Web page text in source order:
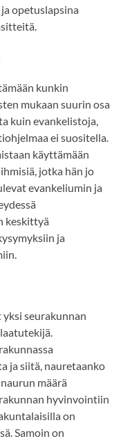
opetuslapsina
kunkin
mukaan suurin osa
kuin evankelistoja,
ei suositella.
käyttämään
jotka hän jo
evankeliumin ja
keskittyä
ja
seurakunnan
ja siitä, nauretaanko
määrä
hyvinvointiin
on
Samoin on